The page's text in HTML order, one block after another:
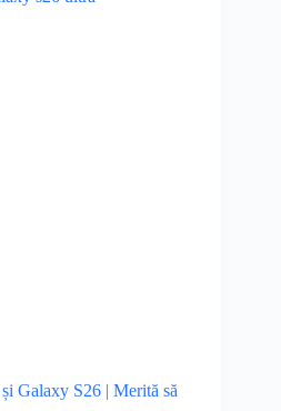
Galaxy S26 | Merită să